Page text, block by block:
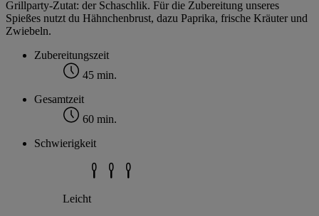
Grillparty-Zutat: der Schaschlik. Für die Zubereitung unseres
Spießes nutzt du Hähnchenbrust, dazu Paprika, frische Kräuter und
Zwiebeln.
Zubereitungszeit
45 min.
Gesamtzeit
60 min.
Schwierigkeit
Leicht